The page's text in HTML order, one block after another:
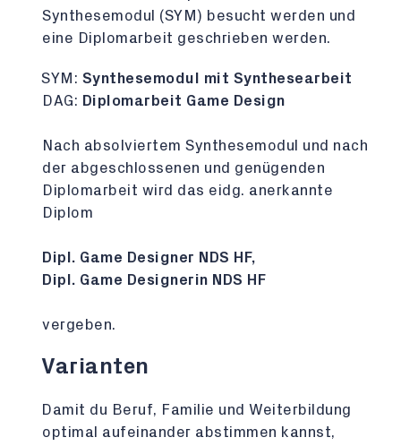
Synthesemodul (SYM) besucht werden und
eine Diplomarbeit geschrieben werden.
SYM: Synthesemodul mit Synthesearbeit
DAG: Diplomarbeit Game Design
Nach absolviertem Synthesemodul und nach
der abgeschlossenen und genügenden
Diplomarbeit wird das eidg. anerkannte
Diplom
Dipl. Game Designer NDS HF,
Dipl. Game Designerin NDS HF
vergeben.
Varianten
Damit du Beruf, Familie und Weiterbildung
optimal aufeinander abstimmen kannst,